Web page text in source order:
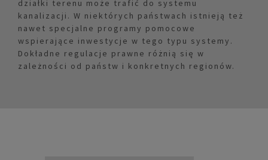
działki terenu może trafić do systemu
kanalizacji. W niektórych państwach istnieją też
nawet specjalne programy pomocowe
wspierające inwestycje w tego typu systemy.
Dokładne regulacje prawne różnią się w
zależności od państw i konkretnych regionów.